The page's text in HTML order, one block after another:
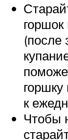
(после
горшку
к
Чтобы